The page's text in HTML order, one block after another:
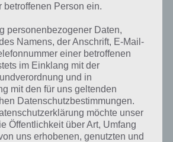
betroffenen Person ein.
personenbezogener Daten,
Namens, der Anschrift, E-Mail-
einer betroffenen
im Einklang mit der
und in
mit den für uns geltenden
Datenschutzbestimmungen.
möchte unser
Öffentlichkeit über Art, Umfang
uns erhobenen, genutzten und